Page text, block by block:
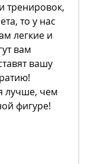
тренировок,
то у нас
легкие и
вам
вашу
лучше, чем
фигуре!